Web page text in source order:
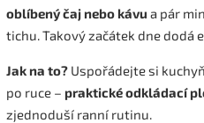
oblíbený čaj nebo kávu a pár
tichu. Takový začátek dne dodá
Jak na to? Uspořádejte si
po ruce – praktické odkládací
zjednoduší ranní rutinu.